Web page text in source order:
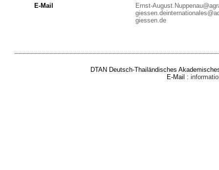
E-Mail
Ernst-
giessen.de
giessen.de
DTAN Deutsch-Thailändisches
E-Mail :